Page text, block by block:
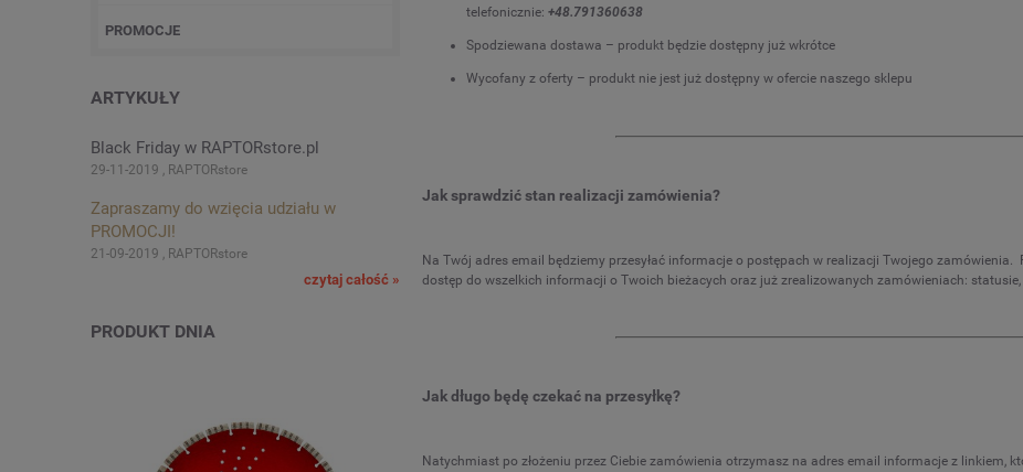
PROMOCJE
ARTYKUŁY
Black Friday w RAPTORstore.pl
29-11-2019 , RAPTORstore
Zapraszamy do wzięcia udziału w
PROMOCJI!
21-09-2019 , RAPTORstore
czytaj całość »
PRODUKT DNIA
telefonicznie: +48.791360638
Spodziewana dostawa – produkt będzie dostępny już wkrótce
Wycofany z oferty – produkt nie jest już dostępny w ofercie naszego sklepu
Jak sprawdzić stan realizacji zamówienia?
Na Twój adres email będziemy przesyłać informacje o postępach w realizacji Twojego
dostęp do wszelkich informacji o Twoich bieżacych oraz już zrealizowanych zamówieniach:
Jak długo będę czekać na przesyłkę?
Natychmiast po złożeniu przez Ciebie zamówienia otrzymasz na adres email informacje z linkiem,